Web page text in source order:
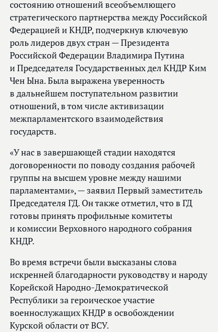
состоянию отношений всеобъемлющего
стратегического партнерства между Российской
Федерацией и КНДР, подчеркнув ключевую
роль лидеров двух стран — Президента
Российской Федерации Владимира Путина
и Председателя Государственных дел КНДР Ким
Чен Ына. Была выражена уверенность
в дальнейшем поступательном развитии
отношений, в том числе активизации
межпарламентского взаимодействия
государств.
«У нас в завершающей стадии находятся
договоренности по поводу создания рабочей
группы на высшем уровне между нашими
парламентами», — заявил Первый заместитель
Председателя ГД. Он также отметил, что в ГД
готовы принять профильные комитеты
и комиссии Верховного народного собрания
КНДР.
Во время встречи были высказаны слова
искренней благодарности руководству и народу
Корейской Народно-Демократической
Республики за героическое участие
военнослужащих КНДР в освобождении
Курской области от ВСУ.